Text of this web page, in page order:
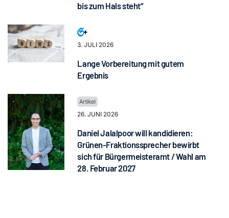
bis zum Hals steht“
3. JULI 2026
Lange Vorbereitung mit gutem
Ergebnis
26. JUNI 2026
Daniel Jalalpoor will kandidieren:
Grünen-Fraktionssprecher bewirbt
sich für Bürgermeisteramt / Wahl am
28. Februar 2027